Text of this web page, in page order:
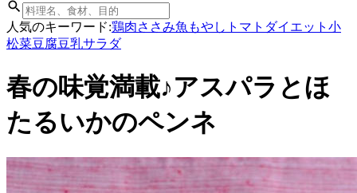
人気のキーワード:鶏肉ささみ魚 もやし トマト ダイエット 小
松菜豆腐豆乳サラダ
春の味覚満載♪アスパラとほ
たるいかのペンネ